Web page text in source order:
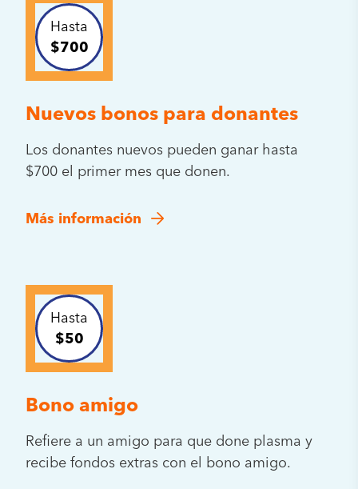
Hasta
$700
Nuevos bonos para donantes
Los donantes nuevos pueden ganar hasta
$700 el primer mes que donen.
Más información
Hasta
$50
Bono amigo
Refiere a un amigo para que done plasma y
recibe fondos extras con el bono amigo.